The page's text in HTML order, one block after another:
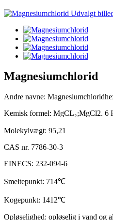
Magnesiumchlorid
Andre navne:
Kemisk formel: MgCL₂;MgCl2. 6
Molekylvægt: 95,21
CAS nr. 7786-30-3
EINECS: 232-094-6
Smeltepunkt: 714℃
Kogepunkt: 1412℃
Opløselighed: opløselig i vand og